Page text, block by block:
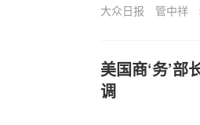
大众日报 管中祥
美国商‘务’
调